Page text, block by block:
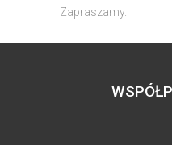
Zapraszamy.